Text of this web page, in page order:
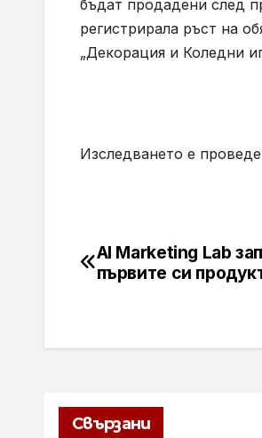
бъдат продадени след
регистрирала ръст на
„Декорация и Коледни
Изследването е
Навигация
AI Marketing Lab
първите си
Свързани